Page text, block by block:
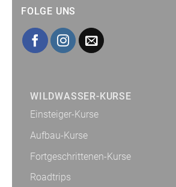
FOLGE UNS
WILDWASSER-KURSE
Einsteiger-Kurse
Aufbau-Kurse
Fortgeschrittenen-Kurse
Roadtrips